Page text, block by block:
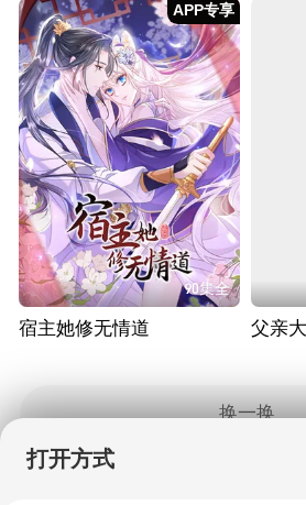
APP专享
90集全
宿主她修无情道
换一换
打开方式